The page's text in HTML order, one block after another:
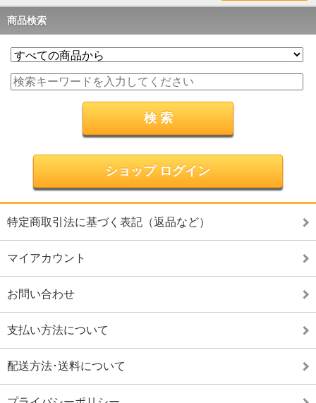
商品検索
ショップ ログイン
特定商取引法に基づく表記（返品など）
マイアカウント
お問い合わせ
支払い方法について
配送方法･送料について